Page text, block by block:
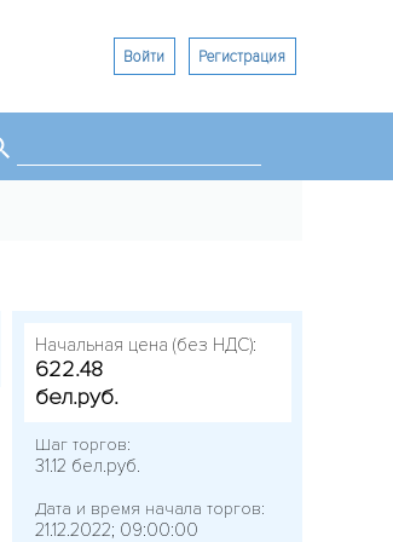
Войти Регистрация
Форма поиска
Начальная цена (без НДС):
622.48
бел.руб.
Шаг торгов:
31.12 бел.руб.
Дата и время начала торгов:
21.12.2022; 09:00:00